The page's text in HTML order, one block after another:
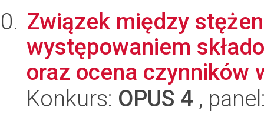
Związek między
występowaniem
oraz ocena czynników
Konkurs: OPUS 4 ,